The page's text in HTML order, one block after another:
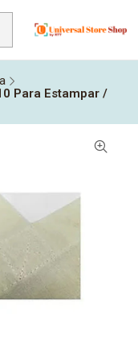
ZONA CENTRO
Para Estampar /